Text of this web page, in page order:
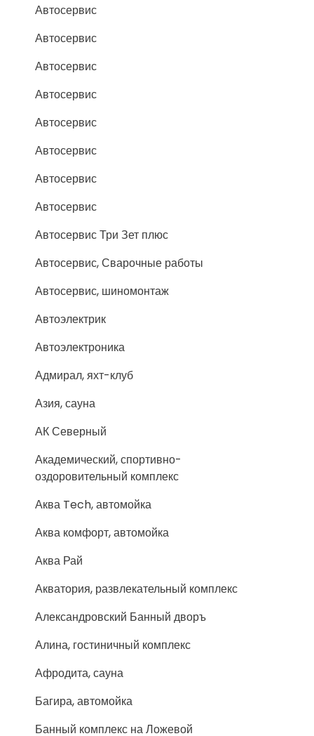
Автосервис
Автосервис
Автосервис
Автосервис
Автосервис
Автосервис
Автосервис
Автосервис
Автосервис Три Зет плюс
Автосервис, Сварочные работы
Автосервис, шиномонтаж
Автоэлектрик
Автоэлектроника
Адмирал, яхт-клуб
Азия, сауна
АК Северный
Академический, спортивно-
оздоровительный комплекс
Аква Tech, автомойка
Аква комфорт, автомойка
Аква Рай
Акватория, развлекательный комплекс
Александровский Банный дворъ
Алина, гостиничный комплекс
Афродита, сауна
Багира, автомойка
Банный комплекс на Ложевой